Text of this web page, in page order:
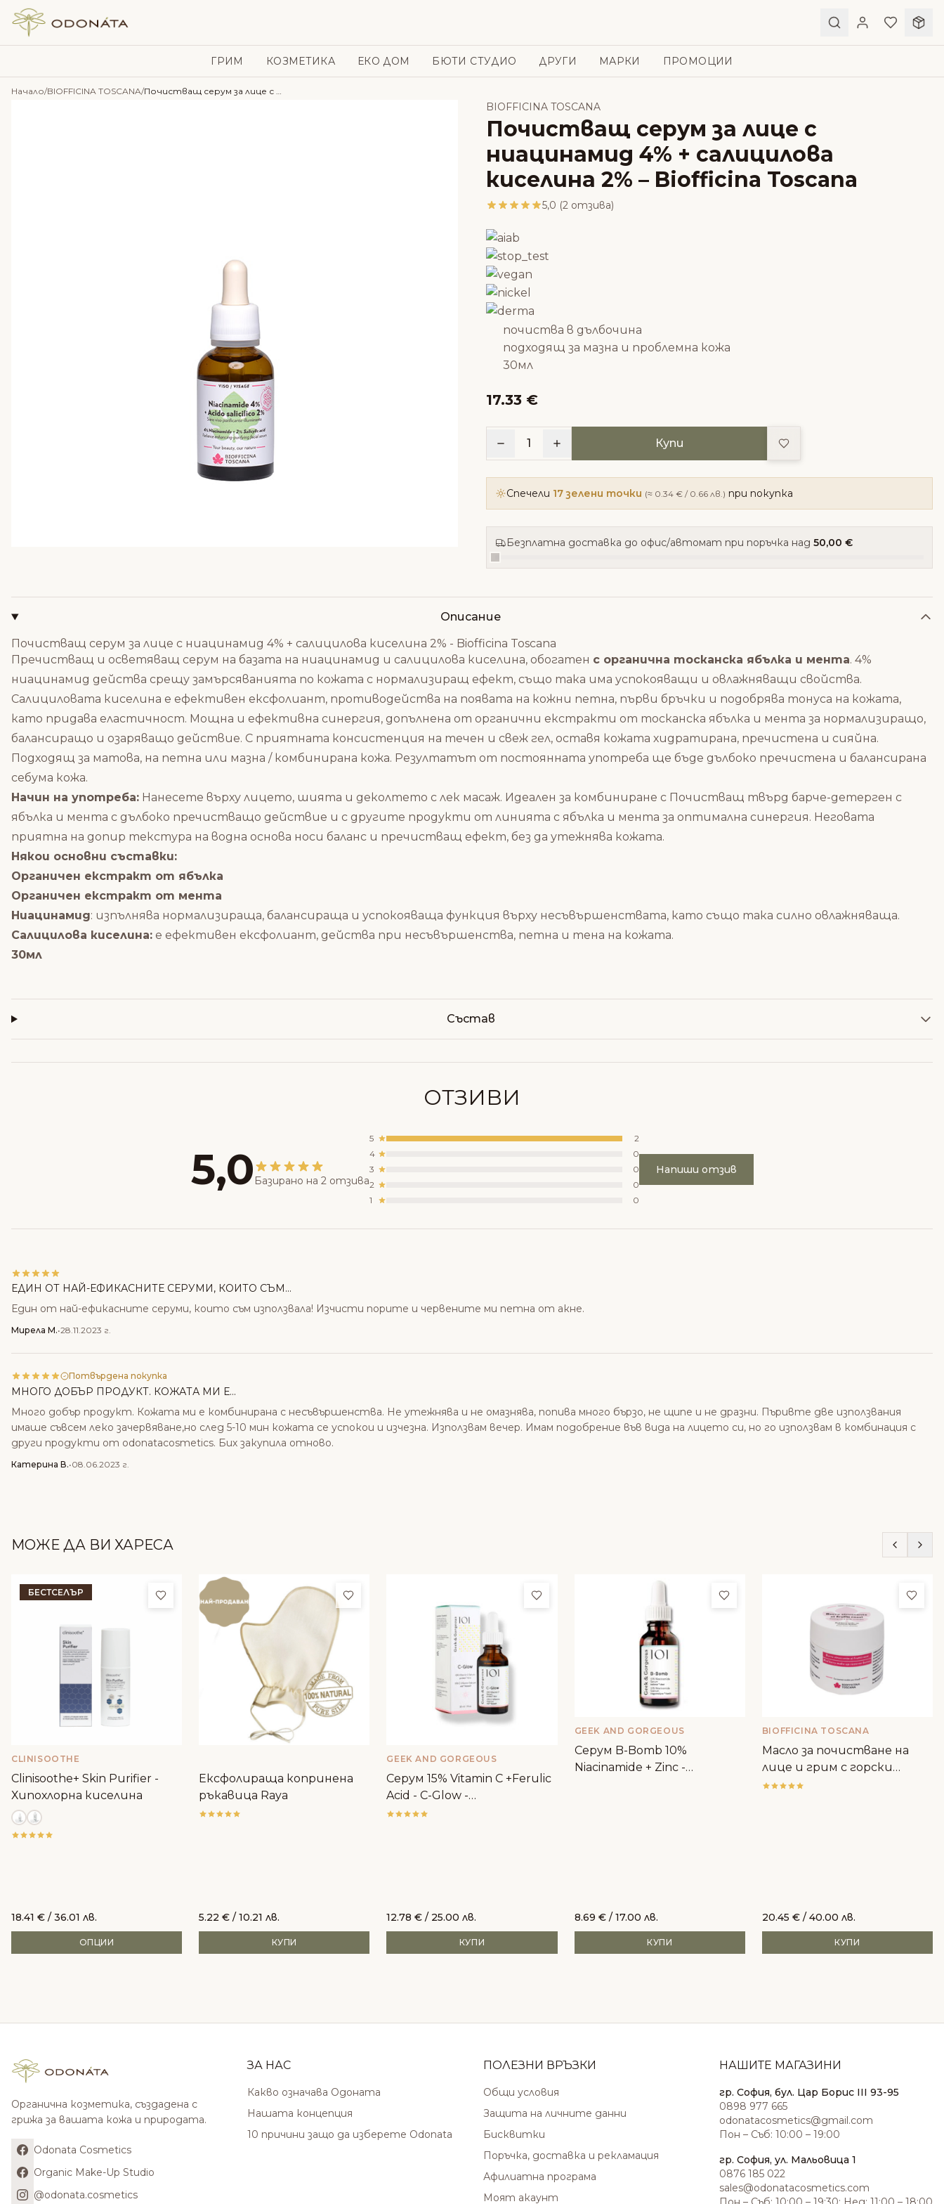
Skip to content
ГРИМ КОЗМЕТИКА ЕКО ДОМ БЮТИ СТУДИО ДРУГИ МАРКИ ПРОМОЦИИ
Начало/BIOFFICINA TOSCANA/ Почистващ серум за лице с ниацинамид 4% + салицилова киселина 2% – Biofficina Toscana
BIOFFICINA TOSCANA
Почистващ серум за лице с
ниацинамид 4% + салицилова
киселина 2% – Biofficina Toscana
5,0 (2 отзива)
почиства в дълбочина
подходящ за мазна и проблемна кожа
30мл
17.33 €
1 Купи Добави в любими
Спечели 17 зелени точки (≈ 0.34 € / 0.66 лв.) при покупка
Безплатна доставка до офис/автомат при поръчка над 50,00 €
Описание
Почистващ серум за лице с ниацинамид 4% + салицилова киселина 2% - Biofficina Toscana
Пречистващ и осветяващ серум на базата на ниацинамид и салицилова киселина, обогатен с органична тосканска ябълка и мента. 4%
ниацинамид действа срещу замърсяванията по кожата с нормализиращ ефект, също така има успокояващи и овлажняващи свойства.
Салициловата киселина е ефективен ексфолиант, противодейства на появата на кожни петна, първи бръчки и подобрява тонуса на кожата,
като придава еластичност. Мощна и ефективна синергия, допълнена от органични екстракти от тосканска ябълка и мента за нормализиращо,
балансиращо и озаряващо действие. С приятната консистенция на течен и свеж гел, оставя кожата хидратирана, пречистена и сияйна.
Подходящ за матова, на петна или мазна / комбинирана кожа. Резултатът от постоянната употреба ще бъде дълбоко пречистена и балансирана
себума кожа.
Начин на употреба: Нанесете върху лицето, шията и деколтето с лек масаж. Идеален за комбиниране с Почистващ твърд барче-детерген с
ябълка и мента с дълбоко пречистващо действие и с другите продукти от линията с ябълка и мента за оптимална синергия. Неговата
приятна на допир текстура на водна основа носи баланс и пречистващ ефект, без да утежнява кожата.
Някои основни съставки:
Органичен екстракт от ябълка
Органичен екстракт от мента
Ниацинамид: изпълнява нормализираща, балансираща и успокояваща функция върху несъвършенствата, като също така силно овлажняваща.
Салицилова киселина: е ефективен ексфолиант, действа при несъвършенства, петна и тена на кожата.
30мл
Състав
ОТЗИВИ
5,0 Базирано на 2 отзива
5
2
4
0
3
0
2
0
1
0
Напиши отзив
ЕДИН ОТ НАЙ-ЕФИКАСНИТЕ СЕРУМИ, КОИТО СЪМ...
Един от най-ефикасните серуми, които съм използвала! Изчисти порите и червените ми петна от акне.
Мирела М.•28.11.2023 г.
Потвърдена покупка
МНОГО ДОБЪР ПРОДУКТ. КОЖАТА МИ Е...
Много добър продукт. Кожата ми е комбинирана с несъвършенства. Не утежнява и не омазнява, попива много бързо, не щипе и не дразни. Пъривте две използвания
имаше съвсем леко зачервяване,но след 5-10 мин кожата се успокои и изчезна. Използвам вечер. Имам подобрение във вида на лицето си, но го използвам в комбинация с
други продукти от odonatacosmetics. Бих закупила отново.
Катерина В.•08.06.2023 г.
МОЖЕ ДА ВИ ХАРЕСА
БЕСТСЕЛЪР Добави в любими
CLINISOOTHE
Clinisoothe+ Skin Purifier -
Хипохлорна киселина
18.41 € / 36.01 лв.
ОПЦИИ
Добави в любими
Ексфолираща копринена
ръкавица Raya
5.22€ / 10.21 лв.
КУПИ
Добави в любими
GEEK AND GORGEOUS
Серум 15% Vitamin C +Ferulic
Acid - C-Glow -
Geek&Gorgeous
12.78€ / 25.00 лв.
КУПИ
Добави в любими
GEEK AND GORGEOUS
Серум B-Bomb 10%
Niacinamide + Zinc -
8.69 €/ 17.00 лв.
КУПИ
BIOFFICINA TOSCANA
Масло за почистване на
лице и грим с горски
плодове - Biofficina Toscana
20.45 €/ 40.00 лв.
КУПИ
Органична козметика, създадена с
грижа за вашата кожа и природата.
Odonata Cosmetics
Organic Make-Up Studio
@odonata.cosmetics
ЗА НАС
Какво означава Одоната
Нашата концепция
10 причини защо да изберете Odonata
ПОЛЕЗНИ ВРЪЗКИ
Общи условия
Защита на личните данни
Бисквитки
Поръчка, доставка и рекламация
Афилиатна програма
Моят акаунт
НАШИТЕ МАГАЗИНИ
гр. София, бул. Цар Борис III 93-95
0898 977 665
odonatacosmetics@gmail.com
Пон – Съб: 10:00 – 19:00
гр. София, ул. Мальовица 1
0876 185 022
sales@odonatacosmetics.com